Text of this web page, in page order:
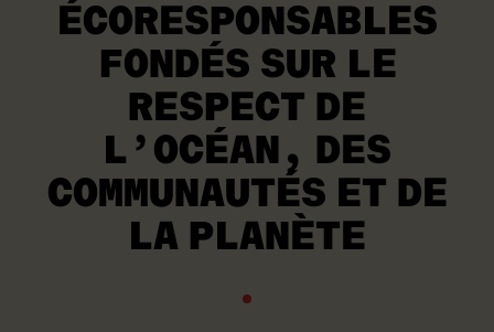
ÉCORESPONSABLES
FONDÉS SUR LE
RESPECT DE
L’OCÉAN, DES
COMMUNAUTÉS ET DE
LA PLANÈTE